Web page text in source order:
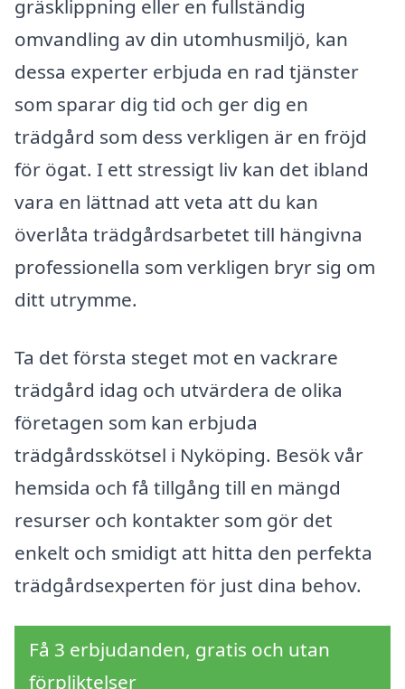
gräsklippning eller en fullständig
omvandling av din utomhusmiljö, kan
dessa experter erbjuda en rad tjänster
som sparar dig tid och ger dig en
trädgård som dess verkligen är en fröjd
för ögat. I ett stressigt liv kan det ibland
vara en lättnad att veta att du kan
överlåta trädgårdsarbetet till hängivna
professionella som verkligen bryr sig om
ditt utrymme.
Ta det första steget mot en vackrare
trädgård idag och utvärdera de olika
företagen som kan erbjuda
trädgårdsskötsel i Nyköping. Besök vår
hemsida och få tillgång till en mängd
resurser och kontakter som gör det
enkelt och smidigt att hitta den perfekta
trädgårdsexperten för just dina behov.
Få 3 erbjudanden, gratis och utan
förpliktelser